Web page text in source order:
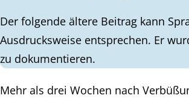
Der folgende ältere Beitrag kann
Ausdrucksweise entsprechen. Er
zu dokumentieren.
Mehr als drei Wochen nach